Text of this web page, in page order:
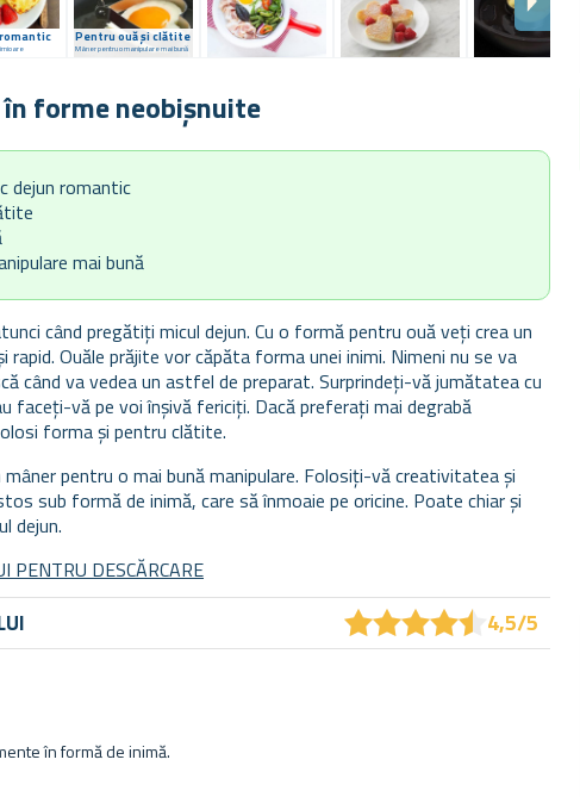
Pentru ouă și clătite
Mâner pentru o manipulare mai bună
forme neobișnuite
dejun romantic
mai bună
când pregătiți micul dejun. Cu o formă pentru ouă veți crea un
rapid. Ouăle prăjite vor căpăta forma unei inimi. Nimeni nu se va
când va vedea un astfel de preparat. Surprindeți-vă jumătatea cu
faceți-vă pe voi înșivă fericiți. Dacă preferați mai degrabă
forma și pentru clătite.
pentru o mai bună manipulare. Folosiți-vă creativitatea și
sub formă de inimă, care să înmoaie pe oricine. Poate chiar și
dejun.
PENTRU DESCĂRCARE
★★★★★
★★★★★ 4,5/5
în formă de inimă.